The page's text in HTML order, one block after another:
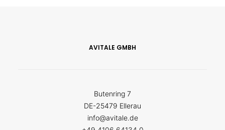
AVITALE GMBH
Butenring 7
DE-25479 Ellerau
info@avitale.de